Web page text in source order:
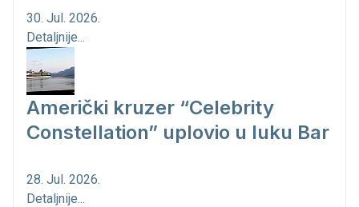
30. Jul. 2026.
Detaljnije...
Američki kruzer “Celebrity
Constellation” uplovio u luku Bar
28. Jul. 2026.
Detaljnije...